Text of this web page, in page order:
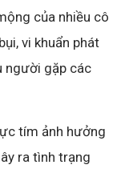
của nhiều cô
vi khuẩn phát
người gặp các
tím ảnh hưởng
ra tình trạng